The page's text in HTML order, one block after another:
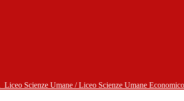
Liceo Scienze Umane / Liceo Scienze Umane